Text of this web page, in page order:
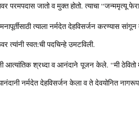
परमपदास जातो व मुक्त होतो. त्याचा “जन्ममृत्यू
त्याला नर्मदेत देहविसर्जन करण्यास
स्वत:ची पदचिन्हे उमटविली.
आत्यांतिक श्रध्दा व आनंदाने पूजन केले. “मी
नर्मदेत देहविसर्जन केला व ते देवयोनित